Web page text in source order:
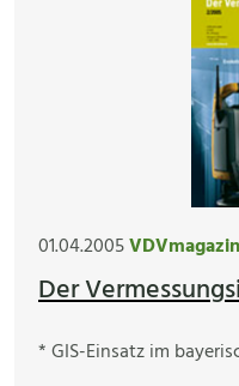
01.04.2005VDVmagazin
Der
* GIS-Einsatz im